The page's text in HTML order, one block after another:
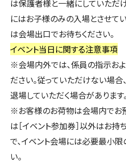
は保護者様と一緒にしていただ
にはお子様のみの入場とさせて
は会場出口でお待ちください。
イベント当日に関する注意事項
※会場内外では、係員の指示お
ださい。従っていただけない場合
退場していただく場合があります。
※お客様のお荷物は会場内でお
は［イベント参加券］以外はお
で、イベント会場には必要最小
い。